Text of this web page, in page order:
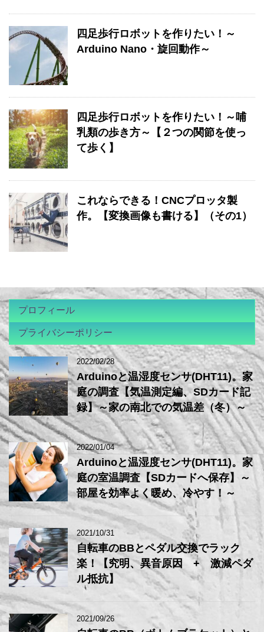
四足歩行ロボットを作りたい！～
Arduino Nano・旋回動作～
四足歩行ロボットを作りたい！～哺
乳類の歩き方～【２つの関節を使っ
て歩く】
これならできる！CNCプロッタ製
作。【変換画像も書ける】（その1）
プロフィール
プライバシーポリシー
2022/02/28
Arduinoと温湿度センサ(DHT11)。家
庭の調査【気温測定編、SDカード記
録】～家の南北での気温差（冬）～
2022/01/04
Arduinoと温湿度センサ(DHT11)。家
庭の室温調査【SDカードへ保存】～
部屋を効率よく暖め、冷やす！～
2021/10/31
自転車のBBとペダル交換でラック
楽！【究明、異音原因 + 激減ペダ
ル抵抗】
2021/09/26